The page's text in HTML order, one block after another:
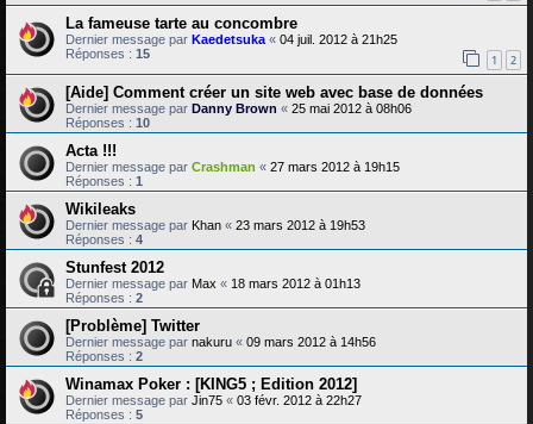
La fameuse tarte au concombre
Dernier message par Kaedetsuka « 04 juil. 2012 à 21h25
Réponses : 15 1 2
[Aide] Comment créer un site web avec base de données
Dernier message par Danny Brown « 25 mai 2012 à 08h06
Réponses : 10
Acta !!!
Dernier message par Crashman « 27 mars 2012 à 19h15
Réponses : 1
Wikileaks
Dernier message par Khan « 23 mars 2012 à 19h53
Réponses : 4
Stunfest 2012
Dernier message par Max « 18 mars 2012 à 01h13
Réponses : 2
[Problème] Twitter
Dernier message par nakuru « 09 mars 2012 à 14h56
Réponses : 2
Winamax Poker : [KING5 ; Edition 2012]
Dernier message par Jin75 « 03 févr. 2012 à 22h27
Réponses : 5